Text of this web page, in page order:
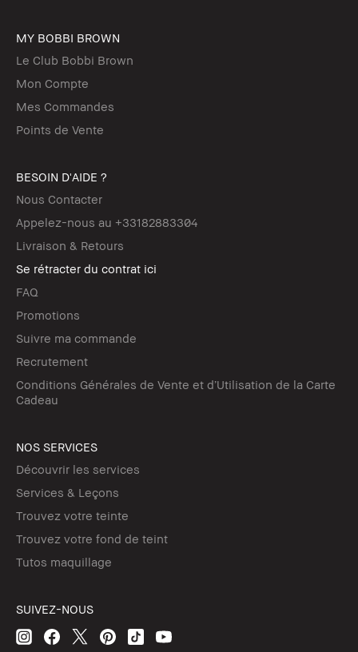
MY BOBBI BROWN
Le Club Bobbi Brown
Mon Compte
Mes Commandes
Points de Vente
BESOIN D'AIDE ?
Nous Contacter
Appelez-nous au +33182883304
Livraison & Retours
Se rétracter du contrat ici
FAQ
Promotions
Suivre ma commande
Recrutement
Conditions Générales de Vente et d’Utilisation de la Carte
Cadeau
NOS SERVICES
Découvrir les services
Services & Leçons
Trouvez votre teinte
Trouvez votre fond de teint
Tutos maquillage
SUIVEZ-NOUS